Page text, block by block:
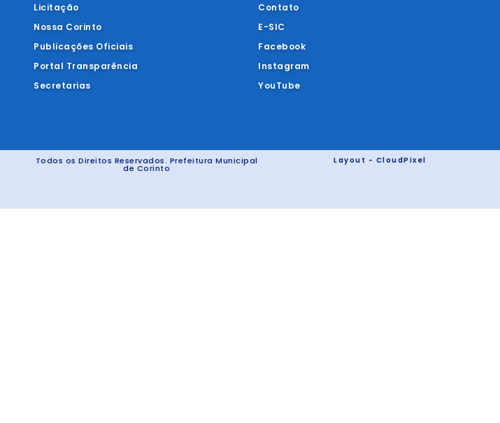
Licitação
Nossa Corinto
Publicações Oficiais
Portal Transparência
Secretarias
Contato
E-SIC
Facebook
Instagram
YouTube
Todos os Direitos Reservados. Prefeitura Municipal
de Corinto
Layout - CloudPixel